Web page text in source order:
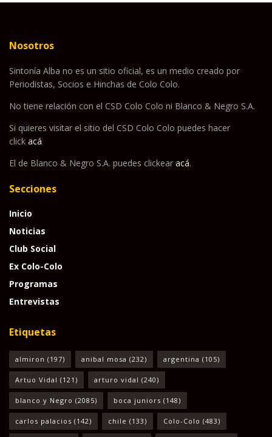
Nosotros
Sintonía Alba no es un sitio oficial, es un medio creado por
Periodistas, Socios e Hinchas de Colo Colo.
No tiene relación con el CSD Colo Colo ni Blanco & Negro S.A.
Si quieres visitar el sitio del CSD Colo Colo puedes hacer
click acá
El de Blanco & Negro S.A. puedes clickear acá.
Secciones
Inicio
Noticias
Club Social
Ex Colo-Colo
Programas
Entrevistas
Etiquetas
almiron (197) anibal mosa (232) argentina (105)
Artuo Vidal (121) arturo vidal (240)
blanco y Negro (2085) boca juniors (148)
carlos palacios (142) chile (133) Colo-Colo (483)